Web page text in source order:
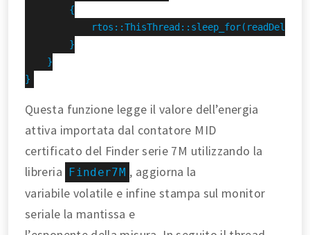
        {
rtos::ThisThread::sleep_for(readDelay -
        }
    }
}
Questa funzione legge il valore dell’energia
attiva importata dal contatore MID
certificato del Finder serie 7M utilizzando la
libreria Finder7M , aggiorna la
variabile volatile e infine stampa sul monitor
seriale la mantissa e